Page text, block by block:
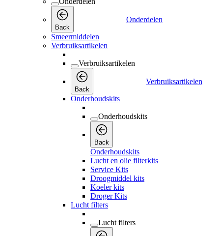
Back
Onderdelen
Smeermiddelen
Verbruiksartikelen
Verbruiksartikelen
Back
Verbruiksartikelen
Onderhoudskits
Onderhoudskits
Back
Onderhoudskits
Lucht en olie filterkits
Service Kits
Droogmiddel kits
Koeler kits
Droger Kits
Lucht filters
Lucht filters